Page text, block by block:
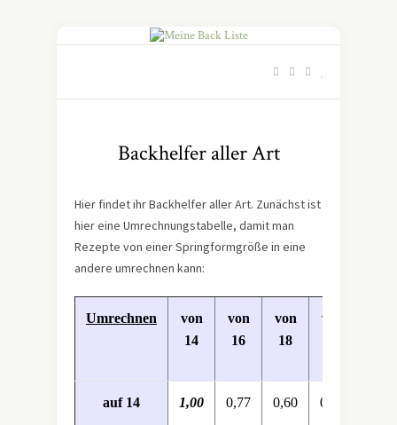
Backhelfer aller Art
Hier findet ihr Backhelfer aller Art. Zunächst ist
hier eine Umrechnungstabelle, damit man
Rezepte von einer Springformgröße in eine
andere umrechnen kann:
Umrechnen
von
14
von
16
von
18
von
auf 14 1,00 0,77 0,60 0,49